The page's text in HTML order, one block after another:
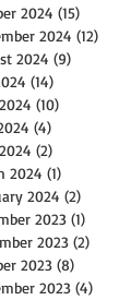
2024 (15)
2024 (12)
2024 (9)
(14)
(10)
(4)
(2)
2024 (1)
2024 (2)
2023 (1)
2023 (2)
2023 (8)
2023 (4)